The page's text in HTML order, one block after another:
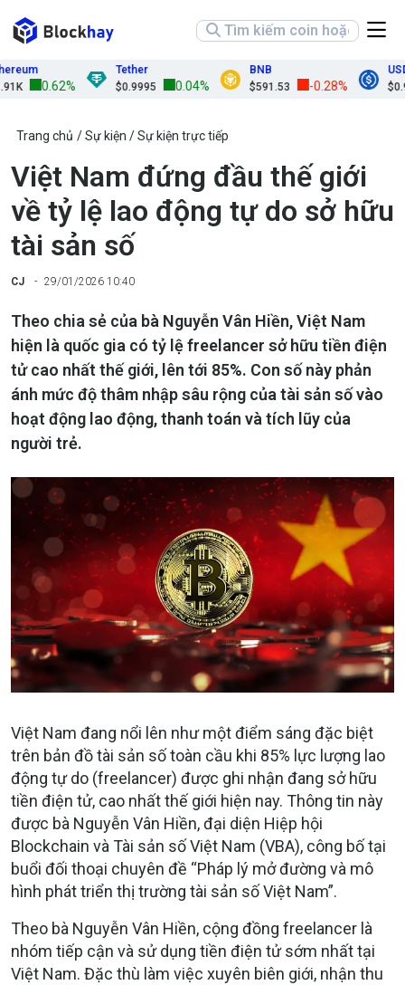
0.62%
Tether
$0.9995
0.04%
BNB
$591.53
-0.28%
USDC
$0.9999
Trang chủ Sự kiện Sự kiện trực tiếp
Việt Nam đứng đầu thế giới
về tỷ lệ lao động tự do sở hữu
tài sản số
CJ 29/01/2026 10:40
Theo chia sẻ của bà Nguyễn Vân Hiền, Việt Nam
hiện là quốc gia có tỷ lệ freelancer sở hữu tiền điện
tử cao nhất thế giới, lên tới 85%. Con số này phản
ánh mức độ thâm nhập sâu rộng của tài sản số vào
hoạt động lao động, thanh toán và tích lũy của
người trẻ.
Việt Nam đang nổi lên như một điểm sáng đặc biệt
trên bản đồ tài sản số toàn cầu khi 85% lực lượng lao
động tự do (freelancer) được ghi nhận đang sở hữu
tiền điện tử, cao nhất thế giới hiện nay. Thông tin này
được bà Nguyễn Vân Hiền, đại diện Hiệp hội
Blockchain và Tài sản số Việt Nam (VBA), công bố tại
buổi đối thoại chuyên đề “Pháp lý mở đường và mô
hình phát triển thị trường tài sản số Việt Nam”.
Theo bà Nguyễn Vân Hiền, cộng đồng freelancer là
nhóm tiếp cận và sử dụng tiền điện tử sớm nhất tại
Việt Nam. Đặc thù làm việc xuyên biên giới, nhận thu